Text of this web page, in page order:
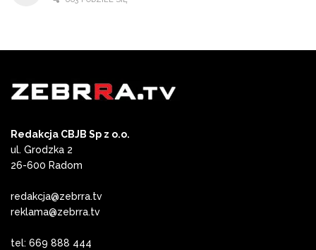
Redakcja CBJB Sp z o.o.
ul. Grodzka 2
26-600 Radom
redakcja@zebrra.tv
reklama@zebrra.tv
tel: 669 888 444